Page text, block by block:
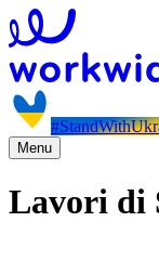
Menu
Lavori di